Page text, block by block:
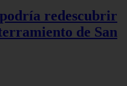
redescubrir
de San